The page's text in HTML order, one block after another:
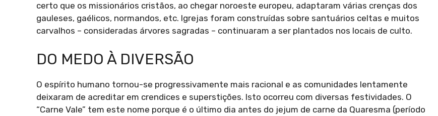
certo que os missionários cristãos, ao chegar noroeste europeu, adaptaram várias crenças dos
gauleses, gaélicos, normandos, etc. Igrejas foram construídas sobre santuários celtas e muitos
carvalhos – consideradas árvores sagradas – continuaram a ser plantados nos locais de culto.
DO MEDO À DIVERSÃO
O espírito humano tornou-se progressivamente mais racional e as comunidades lentamente
deixaram de acreditar em crendices e superstições. Isto ocorreu com diversas festividades. O
“Carne Vale” tem este nome porque é o último dia antes do jejum de carne da Quaresma (período